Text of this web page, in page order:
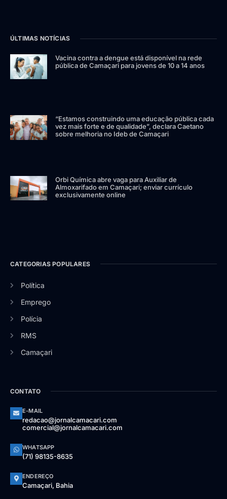
ÚLTIMAS NOTÍCIAS
Vacina contra a dengue está disponível na rede
pública de Camaçari para jovens de 10 a 14 anos
“Estamos construindo uma educação pública cada
vez mais forte e de qualidade”, declara Caetano
sobre melhoria no Ideb de Camaçari
Orbi Química abre vaga para Auxiliar de
Almoxarifado em Camaçari; enviar currículo
exclusivamente online
CATEGORIAS POPULARES
Política
Emprego
Polícia
RMS
Camaçari
CONTATO
E-MAIL
redacao@jornalcamacari.com
comercial@jornalcamacari.com
WHATSAPP
(71) 98135-8635
ENDEREÇO
Camaçari, Bahia